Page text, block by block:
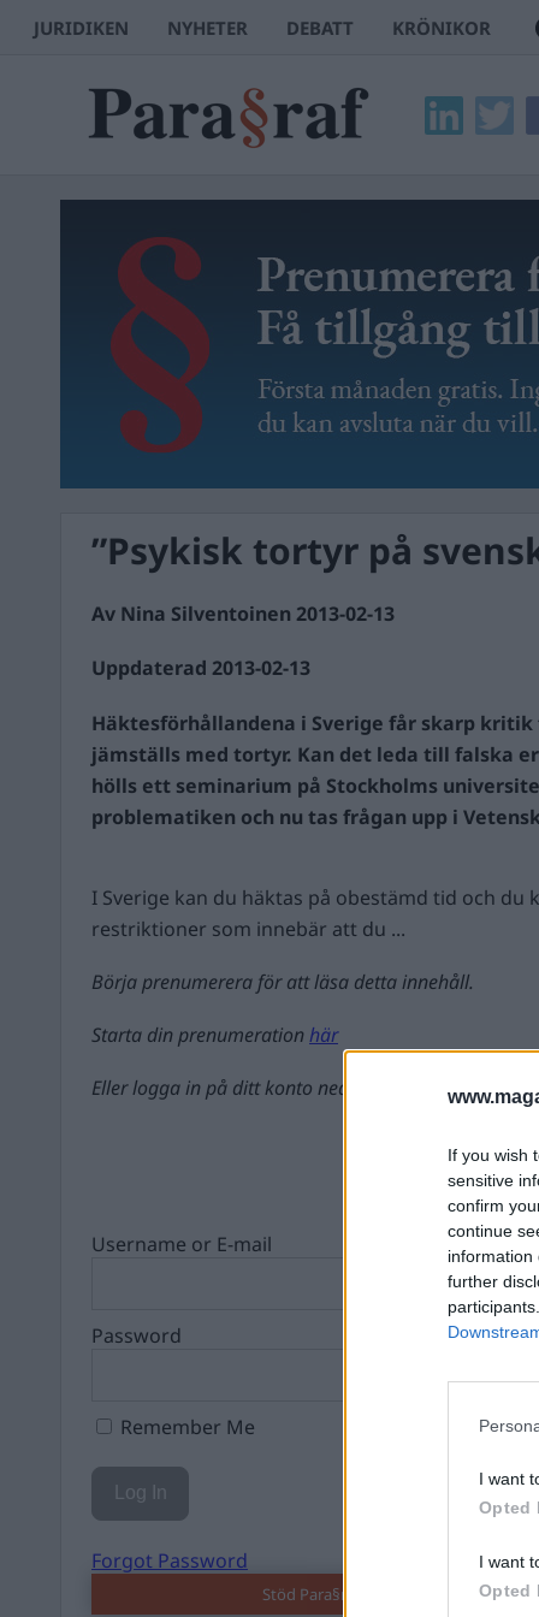
If you wish
sensitive
confirm
continue
information
further
I want
Opted
I want
Opted
JURIDIKEN NYHETER DEBATT KRÖNIKOR
”Psykisk tortyr på
Av Nina Silventoinen 2013-02-13
Uppdaterad 2013-02-13
Häktesförhållandena i Sverige får skarp kritik
jämställs med tortyr. Kan det leda till falska
hölls ett seminarium på Stockholms
problematiken och nu tas frågan upp i
I Sverige kan du häktas på obestämd tid och du
restriktioner som innebär att du ...
Börja prenumerera för att läsa detta innehåll.
Starta din prenumerationhär
Eller logga in på ditt konto nedan:
Username or E-mail
Password
Remember Me
Forgot Password
Stöd Para§rafs bevakning av